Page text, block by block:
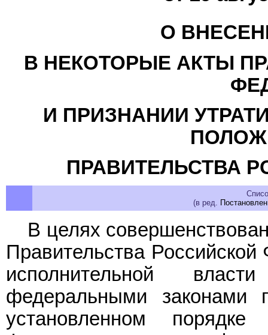
О
В НЕКОТОРЫЕ АКТЫ
И ПРИЗНАНИИ
ПРАВИТЕЛЬСТВА
(в ред.
В целях
Правительства
исполнительной
федеральными законами
установленном